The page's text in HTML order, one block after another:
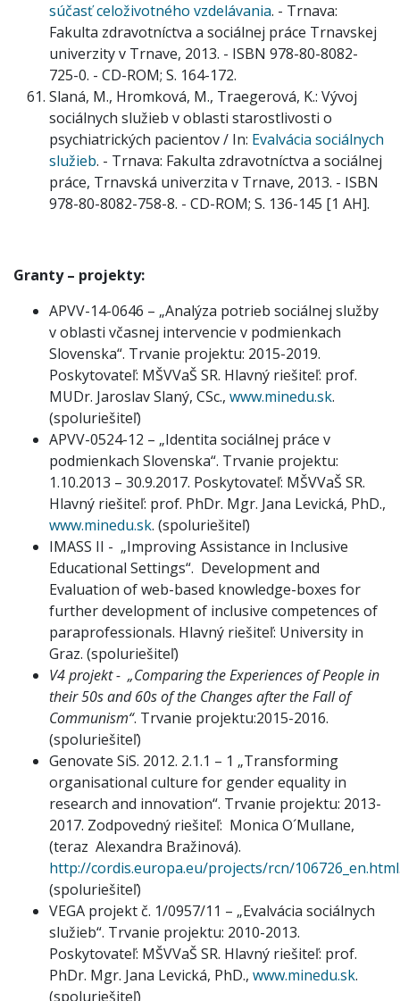
súčasť celoživotného vzdelávania. - Trnava:
Fakulta zdravotníctva a sociálnej práce Trnavskej
univerzity v Trnave, 2013. - ISBN 978-80-8082-
725-0. - CD-ROM; S. 164-172.
Slaná, M., Hromková, M., Traegerová, K.: Vývoj
sociálnych služieb v oblasti starostlivosti o
psychiatrických pacientov / In: Evalvácia sociálnych
služieb. - Trnava: Fakulta zdravotníctva a sociálnej
práce, Trnavská univerzita v Trnave, 2013. - ISBN
978-80-8082-758-8. - CD-ROM; S. 136-145 [1 AH].
Granty – projekty:
APVV-14-0646 – „Analýza potrieb sociálnej služby
v oblasti včasnej intervencie v podmienkach
Slovenska“. Trvanie projektu: 2015-2019.
Poskytovateľ: MŠVVaŠ SR. Hlavný riešiteľ: prof.
MUDr. Jaroslav Slaný, CSc., www.minedu.sk.
(spoluriešiteľ)
APVV-0524-12 – „Identita sociálnej práce v
podmienkach Slovenska“. Trvanie projektu:
1.10.2013 – 30.9.2017. Poskytovateľ: MŠVVaŠ SR.
Hlavný riešiteľ: prof. PhDr. Mgr. Jana Levická, PhD.,
www.minedu.sk. (spoluriešiteľ)
IMASS II - „Improving Assistance in Inclusive
Educational Settings“. Development and
Evaluation of web-based knowledge-boxes for
further development of inclusive competences of
paraprofessionals. Hlavný riešiteľ: University in
Graz. (spoluriešiteľ)
V4 projekt - „Comparing the Experiences of People in
their 50s and 60s of the Changes after the Fall of
Communism“. Trvanie projektu:2015-2016.
(spoluriešiteľ)
Genovate SiS. 2012. 2.1.1 – 1 „Transforming
organisational culture for gender equality in
research and innovation“. Trvanie projektu: 2013-
2017. Zodpovedný riešiteľ: Monica O´Mullane,
(teraz Alexandra Bražinová).
http://cordis.europa.eu/projects/rcn/106726_en.html
(spoluriešiteľ)
VEGA projekt č. 1/0957/11 – „Evalvácia sociálnych
služieb“. Trvanie projektu: 2010-2013.
Poskytovateľ: MŠVVaŠ SR. Hlavný riešiteľ: prof.
PhDr. Mgr. Jana Levická, PhD., www.minedu.sk.
(spoluriešiteľ)